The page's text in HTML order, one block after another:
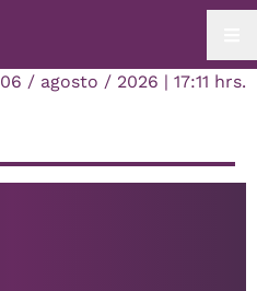
06 / agosto / 2026 | 17:11 hrs.